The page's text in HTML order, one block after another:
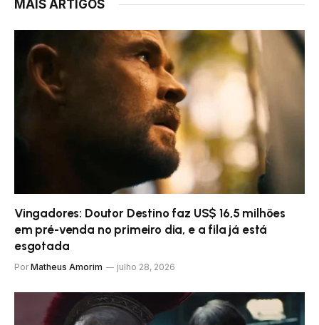
MAIS ARTIGOS
Vingadores: Doutor Destino faz US$ 16,5 milhões
em pré-venda no primeiro dia, e a fila já está
esgotada
Por Matheus Amorim julho 28, 2026